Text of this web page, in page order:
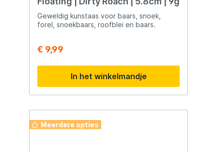
Geweldig kunstaas voor baars, snoek,
forel, snoekbaars, roofblei en baars.
€ 9,99
In het winkelmandje
Meerdere opties